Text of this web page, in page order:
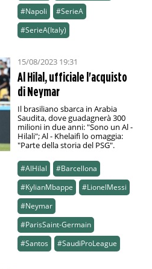
#Napoli
#SerieA
#SerieA(Italy)
15/08/2023 19:31
Al Hilal, ufficiale l'acquisto
di Neymar
Il brasiliano sbarca in Arabia
Saudita, dove guadagnerà 300
milioni in due anni: "Sono un Al -
Hilali"; Al - Khelaifi lo omaggia:
"Parte della storia del PSG".
#AlHilal
#Barcellona
#KylianMbappe
#LionelMessi
#Neymar
#ParisSaint-Germain
#Santos
#SaudiProLeague